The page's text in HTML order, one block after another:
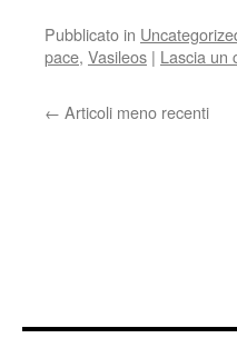
Pubblicato in
pace, Vasileos | Lascia un
← Articoli meno recenti